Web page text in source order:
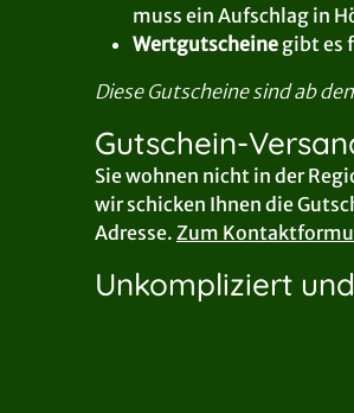
muss ein Aufschlag in
Wertgutscheine gibt es
Diese Gutscheine sind ab
Gutschein-
Sie wohnen nicht in der
wir schicken Ihnen die
Adresse. Zum
Unkompliziert